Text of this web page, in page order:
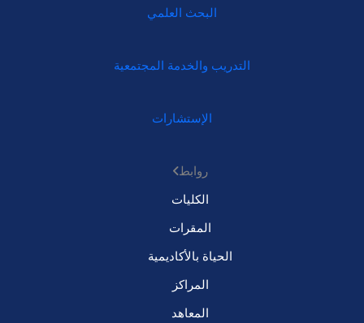
البحث العلمي
التدريب والخدمة المجتمعية
الإستشارات
روابط
الكليات
المقرات
الحياة بالأكاديمية
المراكز
المعاهد